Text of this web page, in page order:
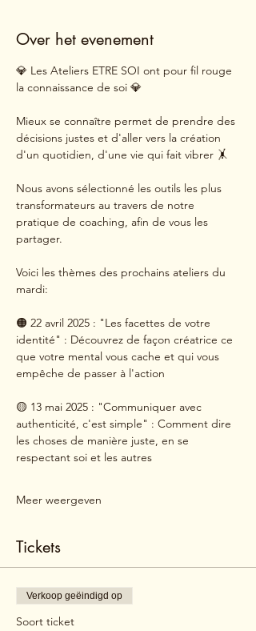
Over het evenement
💎 Les Ateliers ETRE SOI ont pour fil rouge
la connaissance de soi 💎
Mieux se connaître permet de prendre des
décisions justes et d'aller vers la création
d'un quotidien, d'une vie qui fait vibrer 🤸
Nous avons sélectionné les outils les plus
transformateurs au travers de notre
pratique de coaching, afin de vous les
partager.
Voici les thèmes des prochains ateliers du
mardi:
🟠 22 avril 2025 : "Les facettes de votre
identité" : Découvrez de façon créatrice ce
que votre mental vous cache et qui vous
empêche de passer à l'action
🟡 13 mai 2025 : "Communiquer avec
authenticité, c'est simple" : Comment dire
les choses de manière juste, en se
respectant soi et les autres
Meer weergeven
Tickets
Verkoop geëindigd op
Soort ticket